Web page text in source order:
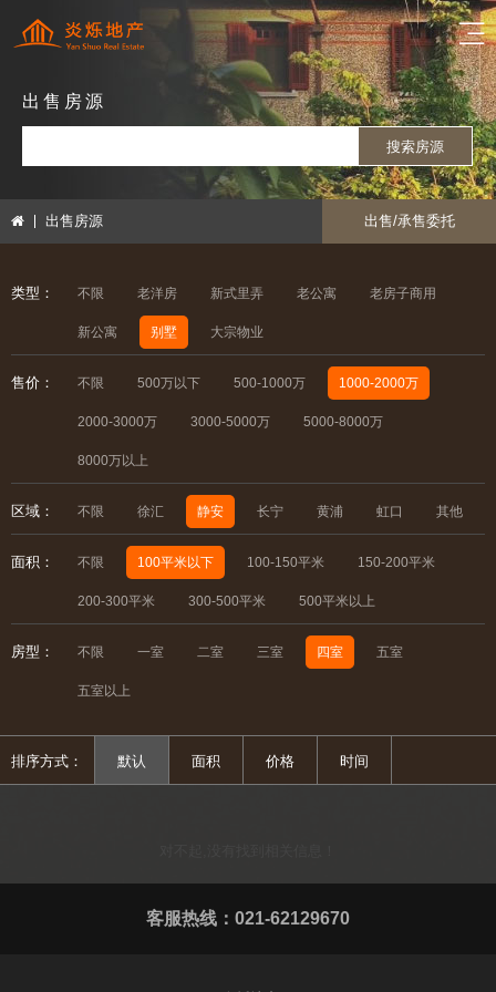
出售房源
搜索房源
出售房源 出售/承售委托
类型： 不限 老洋房 新式里弄 老公寓 老房子商用
新公寓 别墅 大宗物业
售价： 不限 500万以下 500-1000万 1000-2000万
2000-3000万 3000-5000万 5000-8000万
8000万以上
区域： 不限 徐汇 静安 长宁 黄浦 虹口 其他
面积： 不限 100平米以下 100-150平米 150-200平米
200-300平米 300-500平米 500平米以上
房型： 不限 一室 二室 三室 四室 五室
五室以上
排序方式： 默认 面积 价格 时间
客服热线：021-62129670